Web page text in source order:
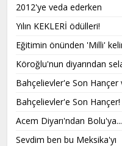
2012'ye veda ederken
Yılın KEKLERİ ödülleri!
Eğitimin önünden 'Milli'
Köroğlu'nun diyarından
Bahçelievler'e Son Hançer
Bahçelievler'e Son
Acem Diyarı'ndan Bolu'ya...
Sevdim ben bu Meksika'yı